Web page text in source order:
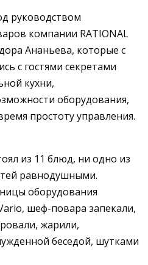
руководством
компании RATIONAL
Ананьева, которые с
с гостями секретами
кухни,
оборудования,
простоту управления.
из 11 блюд, ни одно из
равнодушными.
оборудования
шеф-повара запекали,
жарили,
беседой, шутками